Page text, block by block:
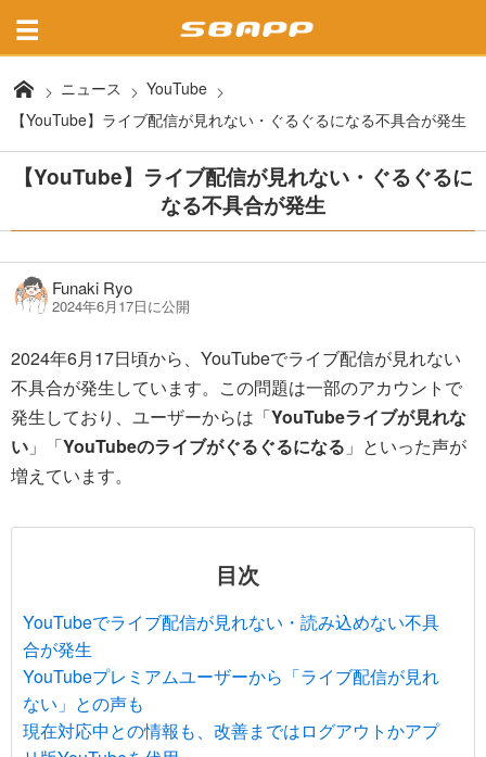
ニュース
YouTube
【YouTube】ライブ配信が見れない・ぐるぐるになる不具合が発生
【YouTube】ライブ配信が見れない・ぐるぐるに
なる不具合が発生
Funaki Ryo
2024年6月17日に公開
2024年6月17日頃から、YouTubeでライブ配信が見れない
不具合が発生しています。この問題は一部のアカウントで
発生しており、ユーザーからは「YouTubeライブが見れな
い 」「YouTubeのライブがぐるぐるになる 」といった声が
増えています。
目次
YouTubeでライブ配信が見れない・読み込めない不具
合が発生
YouTubeプレミアムユーザーから「ライブ配信が見れ
ない」との声も
現在対応中との情報も、改善まではログアウトかアプ